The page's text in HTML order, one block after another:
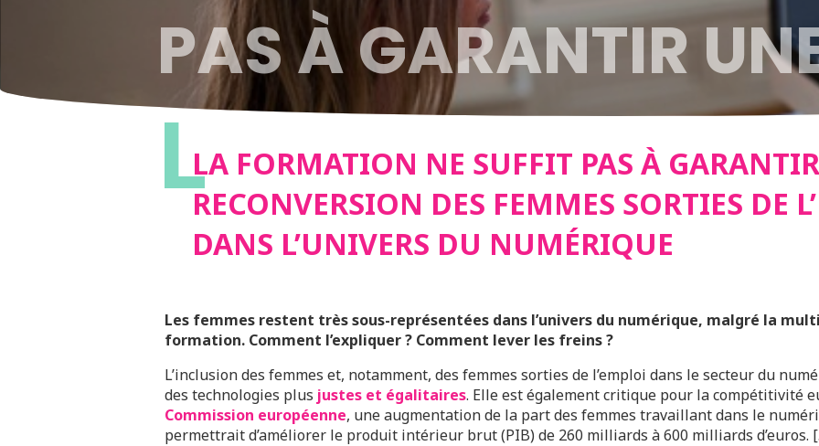
PAS À GARANTIR
RECONVERSION DES
SORTIES DE
L’UNIVERS DU
LLA FORMATION NE SUFFIT PAS À
RECONVERSION DES FEMMES SORTIES DE
DANS L’UNIVERS DU NUMÉRIQUE
Les femmes restent très sous-représentées dans l’univers du numérique, malgré la
formation. Comment l’expliquer ? Comment lever les freins ?
L’inclusion des femmes et, notamment, des femmes sorties de l’emploi dans le secteur du
des technologies plus justes et égalitaires. Elle est également critique pour la compétitivité
Commission européenne, une augmentation de la part des femmes travaillant dans le
permettrait d’améliorer le produit intérieur brut (PIB) de 260 milliards à 600 milliards d’euros.